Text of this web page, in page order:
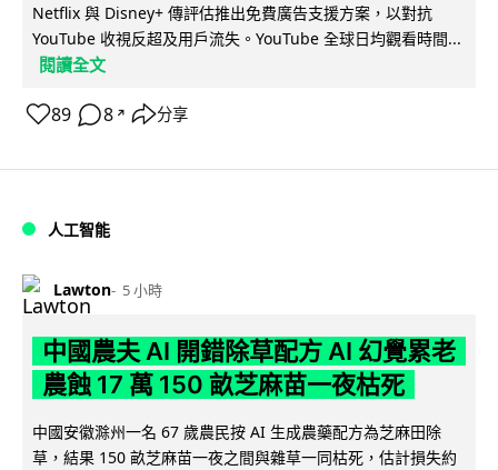
Netflix 與 Disney+ 傳評估推出免費廣告支援方案，以對抗
YouTube 收視反超及用戶流失。YouTube 全球日均觀看時間...
閱讀全文
89 8 ↗ 分享
人工智能
Lawton 5 小時
中國農夫 AI 開錯除草配方 AI 幻覺累老
農蝕 17 萬 150 畝芝麻苗一夜枯死
中國安徽滁州一名 67 歲農民按 AI 生成農藥配方為芝麻田除
草，結果 150 畝芝麻苗一夜之間與雜草一同枯死，估計損失約